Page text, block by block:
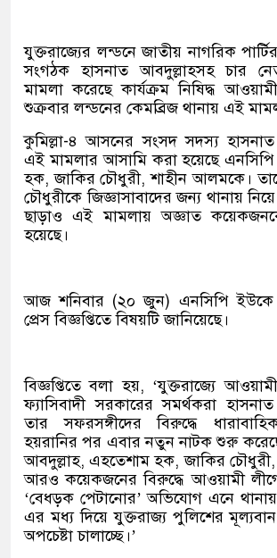
যুক্তরাজ্যের লন্ডনে জাতীয় নাগরিক
সংগঠক হাসনাত আবদুল্লাহসহ চার
মামলা করেছে কার্যক্রম নিষিদ্ধ
শুক্রবার লন্ডনের কেমব্রিজ থানায় এই
কুমিল্লা-৪ আসনের সংসদ সদস্য হাসনাত
এই মামলার আসামি করা হয়েছে
হক, জাকির চৌধুরী, শাহীন আলমকে।
চৌধুরীকে জিজ্ঞাসাবাদের জন্য থানায়
ছাড়াও এই মামলায় অজ্ঞাত
হয়েছে।
আজ শনিবার (২০ জুন) এনসিপি ইউকে
প্রেস বিজ্ঞপ্তিতে বিষয়টি জানিয়েছে।
বিজ্ঞপ্তিতে বলা হয়, ‘যুক্তরাজ্যে
ফ্যাসিবাদী সরকারের সমর্থকরা
তার সফরসঙ্গীদের বিরুদ্ধে
হয়রানির পর এবার নতুন নাটক শুরু
আবদুল্লাহ, এহতেশাম হক, জাকির
আরও কয়েকজনের বিরুদ্ধে আওয়ামী
‘বেধড়ক পেটানোর’ অভিযোগ এনে
এর মধ্য দিয়ে যুক্তরাজ্য পুলিশের
অপচেষ্টা চালাচ্ছে।’